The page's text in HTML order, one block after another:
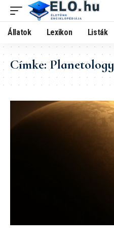
Állatok Lexikon Listák
Címke:Planetology